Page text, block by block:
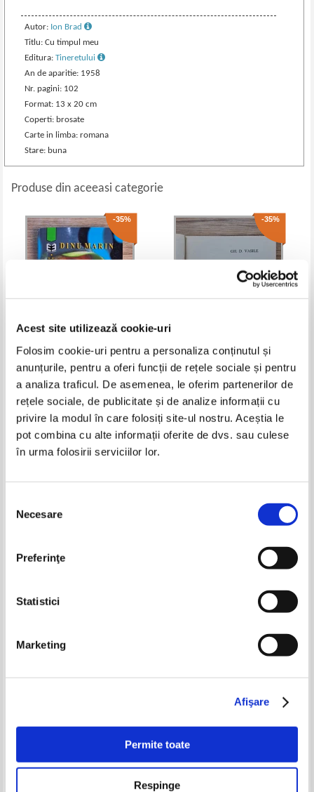
Acest site utilizează cookie-uri
Folosim cookie-uri pentru a personaliza conținutul și
anunțurile, pentru a oferi funcții de rețele sociale și pentru
a analiza traficul. De asemenea, le oferim partenerilor de
rețele sociale, de publicitate și de analize informații cu
privire la modul în care folosiți site-ul nostru. Aceștia le
pot combina cu alte informații oferite de dvs. sau culese
în urma folosirii serviciilor lor.
consimțământului
Necesare
Preferinţe
Statistici
Marketing
Afişare
Permite toate
Respinge
Autor: Ion Brad
Titlu: Cu timpul meu
Editura:Tineretului
An de aparitie: 1958
Nr. pagini: 102
Format: 13 x 20 cm
Coperti: brosate
Carte in limba: romana
Stare: buna
Produse din aceeasi categorie
-35%
Dinu Marin - Criza reformei. Eu
sunt roman?
10,00Lei 6,50 Lei
Adaugă în coș
-35%
Gh. D. Vasile - Rapsodie pentru
Republica (cu autograful
autorului)
Pret: 10,00Lei Lei
Adaugă în coș
-25%
Constantin Bratianu - Metode cu
Adaugă în coș
Mihai Maxim - Satul de sub ape